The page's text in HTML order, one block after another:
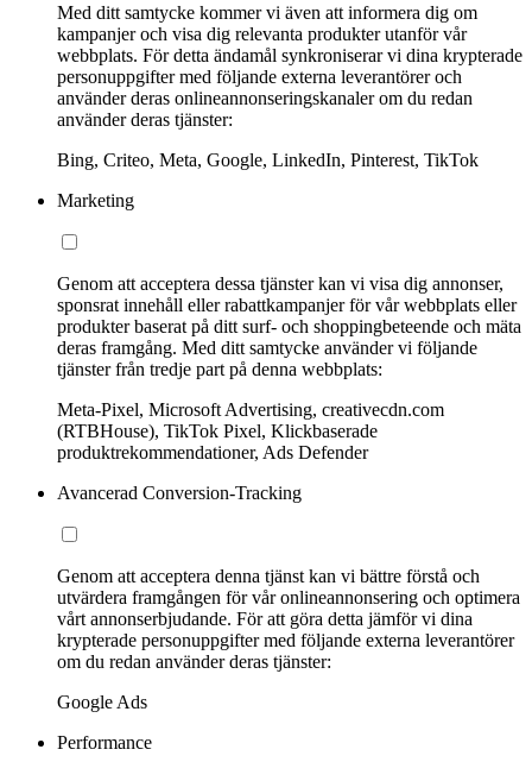
Med ditt samtycke kommer vi även att informera dig om
kampanjer och visa dig relevanta produkter utanför vår
webbplats. För detta ändamål synkroniserar vi dina krypterade
personuppgifter med följande externa leverantörer och
använder deras onlineannonseringskanaler om du redan
använder deras tjänster:
Bing, Criteo, Meta, Google, LinkedIn, Pinterest, TikTok
Marketing
Genom att acceptera dessa tjänster kan vi visa dig annonser,
sponsrat innehåll eller rabattkampanjer för vår webbplats eller
produkter baserat på ditt surf- och shoppingbeteende och mäta
deras framgång. Med ditt samtycke använder vi följande
tjänster från tredje part på denna webbplats:
Meta-Pixel, Microsoft Advertising, creativecdn.com
(RTBHouse), TikTok Pixel, Klickbaserade
produktrekommendationer, Ads Defender
Avancerad Conversion-Tracking
Genom att acceptera denna tjänst kan vi bättre förstå och
utvärdera framgången för vår onlineannonsering och optimera
vårt annonserbjudande. För att göra detta jämför vi dina
krypterade personuppgifter med följande externa leverantörer
om du redan använder deras tjänster:
Google Ads
Performance